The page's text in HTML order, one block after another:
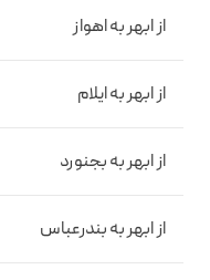
از ابهر به اهواز
از ابهر به ایلام
از ابهر به بجنورد
از ابهر به بندرعباس